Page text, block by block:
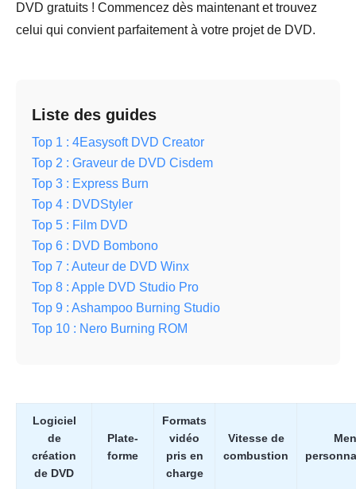
DVD gratuits ! Commencez dès maintenant et trouvez
celui qui convient parfaitement à votre projet de DVD.
Liste des guides
Top 1 : 4Easysoft DVD Creator
Top 2 : Graveur de DVD Cisdem
Top 3 : Express Burn
Top 4 : DVDStyler
Top 5 : Film DVD
Top 6 : DVD Bombono
Top 7 : Auteur de DVD Winx
Top 8 : Apple DVD Studio Pro
Top 9 : Ashampoo Burning Studio
Top 10 : Nero Burning ROM
Logiciel
de
création
de DVD
Plate-
forme
Formats
vidéo
pris en
charge
Vitesse de
combustion